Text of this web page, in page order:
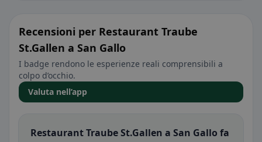
Recensioni per Restaurant Traube
St.Gallen a San Gallo
I badge rendono le esperienze reali comprensibili a
colpo d’occhio.
Valuta nell’app
Restaurant Traube St.Gallen a San Gallo fa